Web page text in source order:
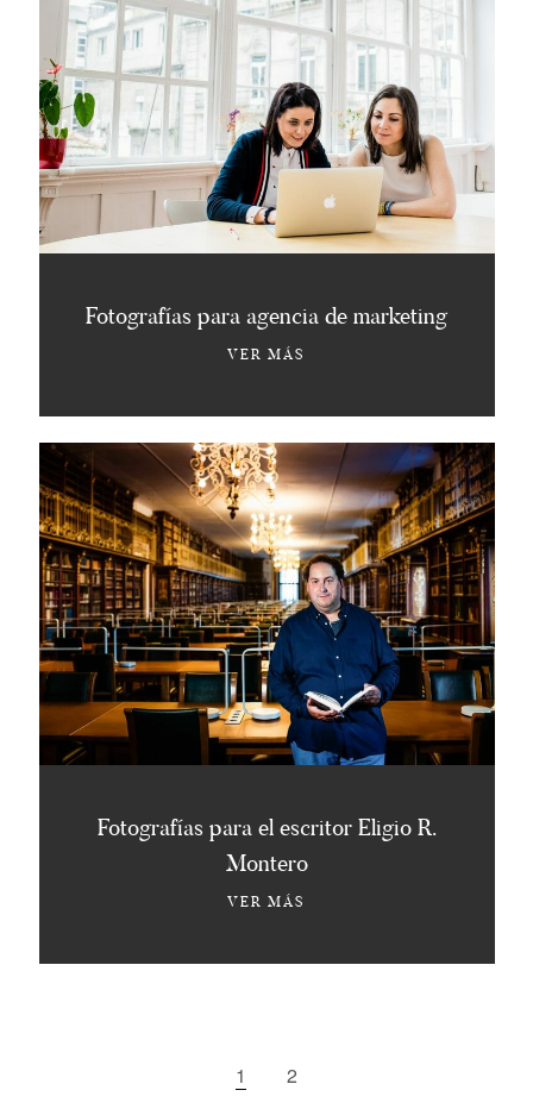
Fotografías para agencia de marketing
VER MÁS
Fotografías para el escritor Eligio R.
Montero
VER MÁS
1 2